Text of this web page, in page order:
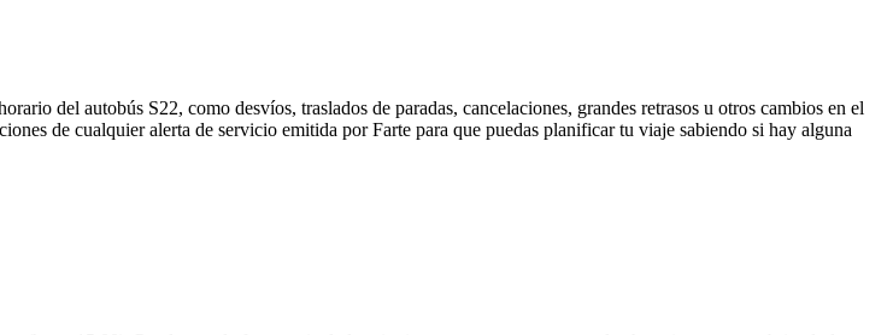
del autobús S22, como desvíos, traslados de paradas, cancelaciones, grandes retrasos u otros cambios en el
de cualquier alerta de servicio emitida por Farte para que puedas planificar tu viaje sabiendo si hay alguna